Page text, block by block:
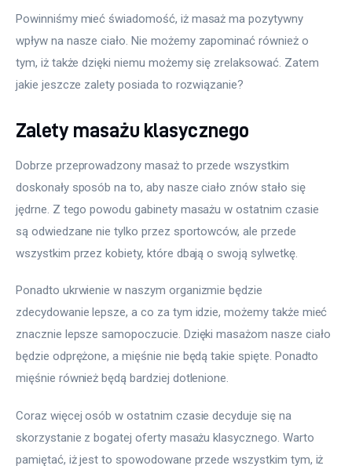
Powinniśmy mieć świadomość, iż masaż ma pozytywny
wpływ na nasze ciało. Nie możemy zapominać również o
tym, iż także dzięki niemu możemy się zrelaksować. Zatem
jakie jeszcze zalety posiada to rozwiązanie?
Zalety masażu klasycznego
Dobrze przeprowadzony masaż to przede wszystkim
doskonały sposób na to, aby nasze ciało znów stało się
jędrne. Z tego powodu gabinety masażu w ostatnim czasie
są odwiedzane nie tylko przez sportowców, ale przede
wszystkim przez kobiety, które dbają o swoją sylwetkę.
Ponadto ukrwienie w naszym organizmie będzie
zdecydowanie lepsze, a co za tym idzie, możemy także mieć
znacznie lepsze samopoczucie. Dzięki masażom nasze ciało
będzie odprężone, a mięśnie nie będą takie spięte. Ponadto
mięśnie również będą bardziej dotlenione.
Coraz więcej osób w ostatnim czasie decyduje się na
skorzystanie z bogatej oferty masażu klasycznego. Warto
pamiętać, iż jest to spowodowane przede wszystkim tym, iż